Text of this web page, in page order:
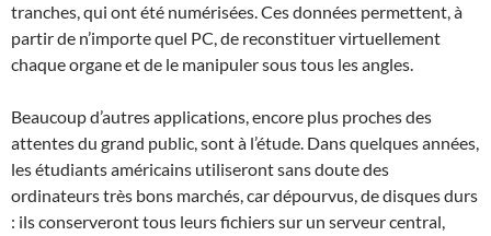
tranches, qui ont été numérisées. Ces données permettent, à
partir de n’importe quel PC, de reconstituer virtuellement
chaque organe et de le manipuler sous tous les angles.
Beaucoup d’autres applications, encore plus proches des
attentes du grand public, sont à l’étude. Dans quelques années,
les étudiants américains utiliseront sans doute des
ordinateurs très bons marchés, car dépourvus, de disques durs
: ils conserveront tous leurs fichiers sur un serveur central,